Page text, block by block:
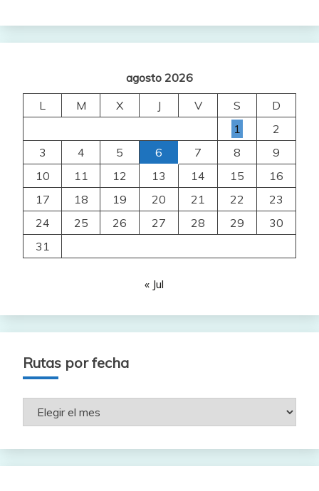
agosto 2026
L
M X J V S
D
1
2
3
4 5 6 7 8
9
10
11 12 13 14 15
16
17
18 19 20 21 22
23
24
25 26 27 28 29
30
31
« Jul
Rutas por fecha
Rutas